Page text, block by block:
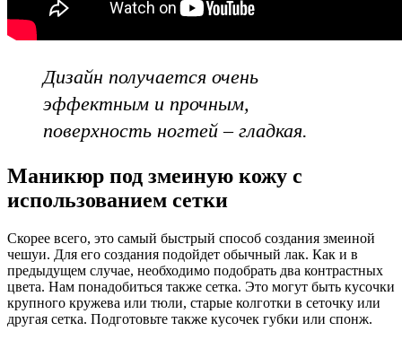
Дизайн получается очень
эффектным и прочным,
поверхность ногтей – гладкая.
Маникюр под змеиную кожу с
использованием сетки
Скорее всего, это самый быстрый способ создания змеиной
чешуи. Для его создания подойдет обычный лак. Как и в
предыдущем случае, необходимо подобрать два контрастных
цвета. Нам понадобиться также сетка. Это могут быть кусочки
крупного кружева или тюли, старые колготки в сеточку или
другая сетка. Подготовьте также кусочек губки или спонж.